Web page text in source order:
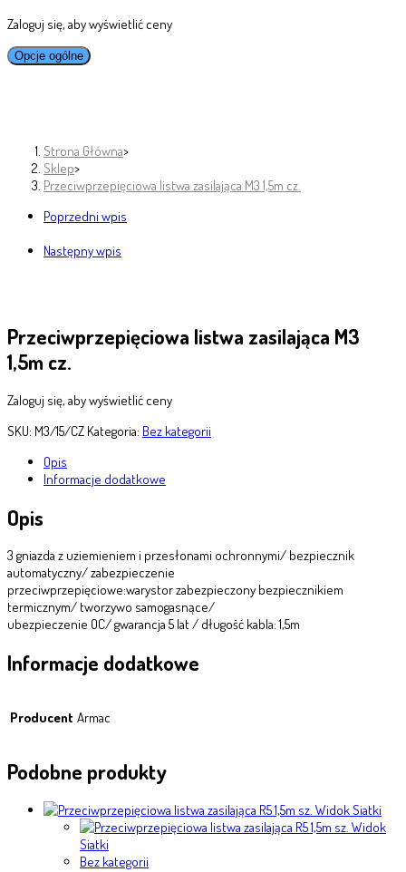
Zaloguj się, aby wyświetlić ceny
Opcje ogólne
Strona Główna>
Sklep>
Przeciwprzepięciowa listwa zasilająca M3 1,5m cz.
Poprzedni wpis
Następny wpis
Przeciwprzepięciowa listwa zasilająca M3
1,5m cz.
Zaloguj się, aby wyświetlić ceny
SKU: M3/15/CZ Kategoria: Bez kategorii
Opis
Informacje dodatkowe
Opis
3 gniazda z uziemieniem i przesłonami ochronnymi/ bezpiecznik
automatyczny/ zabezpieczenie
przeciwprzepięciowe:warystor zabezpieczony bezpiecznikiem
termicznym/ tworzywo samogasnące/
ubezpieczenie OC/ gwarancja 5 lat / długość kabla: 1,5m
Informacje dodatkowe
Producent Armac
Podobne produkty
Widok Siatki
Widok
Siatki
Bez kategorii